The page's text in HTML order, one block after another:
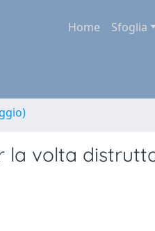
Home Sfoglia
la volta